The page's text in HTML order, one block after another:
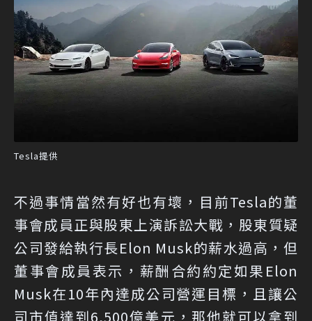
Tesla提供
不過事情當然有好也有壞，目前Tesla的董
事會成員正與股東上演訴訟大戰，股東質疑
公司發給執行長Elon Musk的薪水過高，但
董事會成員表示，薪酬合約約定如果Elon
Musk在10年內達成公司營運目標，且讓公
司市值達到6,500億美元，那他就可以拿到